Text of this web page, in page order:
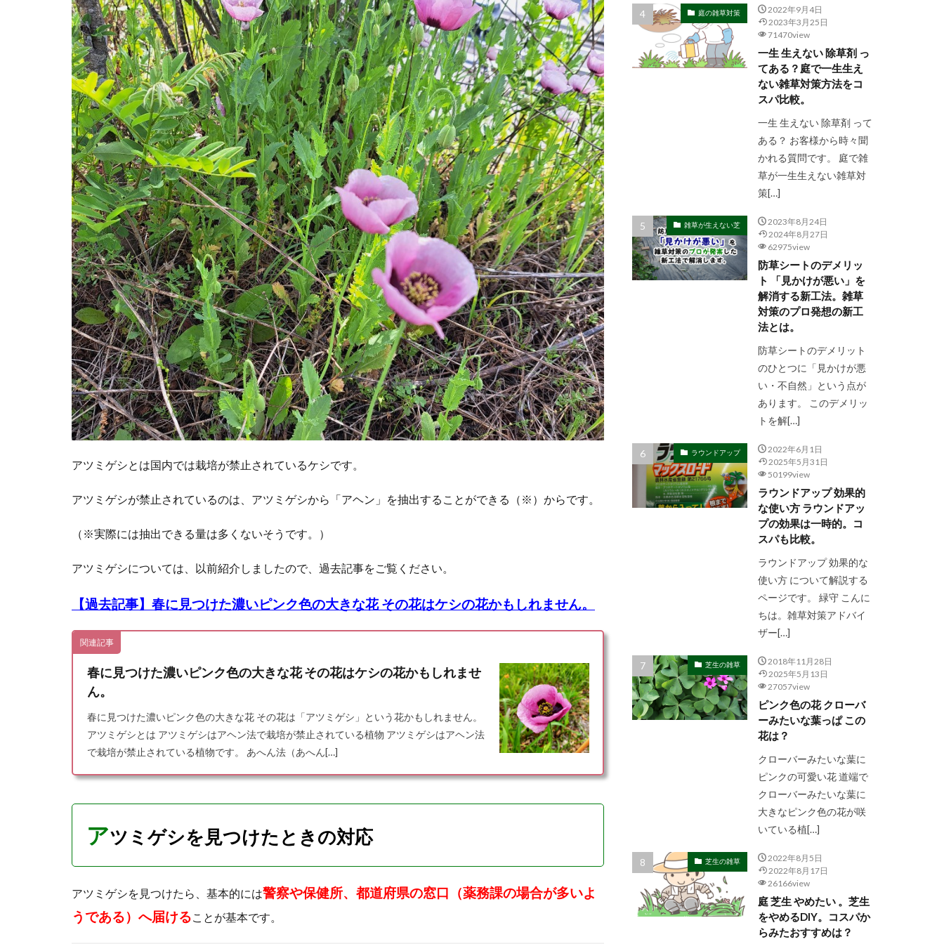
つ
け
た
と
き
の
対
応
2.1
アツ
ミゲ
シを
見つ
けた
時の
応対
の様
子
アツミゲシとは国内では栽培が禁止されているケシです。
アツミゲシが禁止されているのは、アツミゲシから「アヘン」を抽出することができる（※）からです。
（※実際には抽出できる量は多くないそうです。）
アツミゲシについては、以前紹介しましたので、過去記事をご覧ください。
【過去記事】 春に見つけた濃いピンク色の大きな花 その花はケシの花かもしれません。
関連記事
春に見つけた濃いピンク色の大きな花 その花はケシの花かもしれませ
ん。
春に見つけた濃いピンク色の大きな花 その花は「アツミゲシ」という花かもしれません。
アツミゲシとは アツミゲシはアヘン法で栽培が禁止されている植物 アツミゲシはアヘン法
で栽培が禁止されている植物です。 あへん法（あへん[…]
アツミゲシを見つけたときの対応
アツミゲシを見つけたら、基本的には警察や保健所、都道府県の窓口（薬務課の場合が多いよ
うである）へ届けることが基本です。
庭の雑草対策
2022年9月4日
2023年3月25日
71470view
一生 生えない 除草剤 っ
てある？庭で一生生え
ない雑草対策方法をコ
スパ比較。
一生 生えない 除草剤 って
ある？ お客様から時々聞
かれる質問です。 庭で雑
草が一生生えない雑草対
策[…]
雑草が生えない芝
2023年8月24日
2024年8月27日
62975view
防草シートのデメリッ
ト 「見かけが悪い」を
解消する新工法。雑草
対策のプロ発想の新工
法とは。
防草シートのデメリット
のひとつに「見かけが悪
い・不自然」という点が
あります。 このデメリッ
トを解[…]
ラウンドアップ
2022年6月1日
2025年5月31日
50199view
ラウンドアップ 効果的
な使い方 ラウンドアッ
プの効果は一時的。コ
スパも比較。
ラウンドアップ 効果的な
使い方 について解説する
ページです。 緑守 こんに
ちは。雑草対策アドバイ
ザー[…]
芝生の雑草
2018年11月28日
2025年5月13日
27057view
ピンク色の花 クローバ
ーみたいな葉っぱ この
花は？
クローバーみたいな葉に
ピンクの可愛い花 道端で
クローバーみたいな葉に
大きなピンク色の花が咲
いている植[…]
芝生の雑草
2022年8月5日
2022年8月17日
26166view
庭 芝生 やめたい 。芝生
をやめるDIY。コスパか
らみたおすすめは？